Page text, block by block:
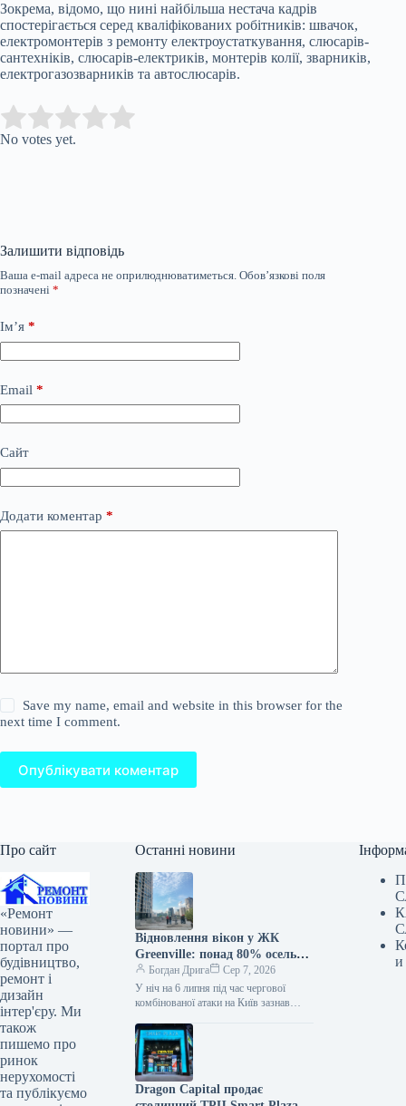
Зокрема, відомо, що нині найбільша нестача кадрів
спостерігається серед кваліфікованих робітників: швачок,
електромонтерів з ремонту електроустаткування, слюсарів-
сантехніків, слюсарів-електриків, монтерів колії, зварників,
електрогазозварників та автослюсарів.
Rate this item:
No votes yet.
Залишити відповідь
Ваша e-mail адреса не оприлюднюватиметься. Обов’язкові поля
позначені *
Ім’я *
Email *
Сайт
Додати коментар *
Save my name, email and website in this browser for the
next time I comment.
Опублікувати коментар
Про сайт
«Ремонт
новини» —
портал про
будівництво,
ремонт і
дизайн
інтер'єру. Ми
також
пишемо про
ринок
нерухомості
та публікуємо
Останні новини
Відновлення вікон у ЖК
Greenville: понад 80% осель
потребували ремонту після
обстрілу
Богдан Дрига
Сер 7, 2026
У ніч на 6 липня під час чергової
комбінованої атаки на Київ зазнав
Greenville на Печерську. Ніхто…
Dragon Capital продає
и